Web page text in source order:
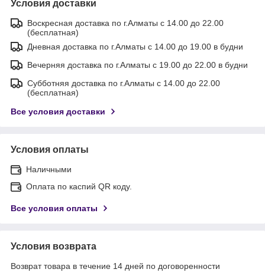
Условия доставки
Воскресная доставка по г.Алматы с 14.00 до 22.00
(бесплатная)
Дневная доставка по г.Алматы с 14.00 до 19.00 в будни
Вечерняя доставка по г.Алматы с 19.00 до 22.00 в будни
Субботняя доставка по г.Алматы с 14.00 до 22.00
(бесплатная)
Все условия доставки
Условия оплаты
Наличными
Оплата по каспий QR коду.
Все условия оплаты
Условия возврата
Возврат товара в течение 14 дней по договоренности